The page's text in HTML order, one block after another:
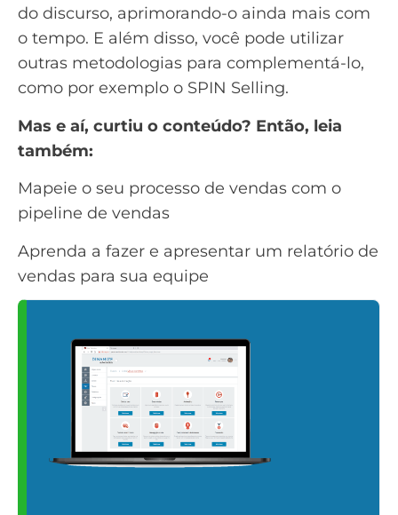
do discurso, aprimorando-o ainda mais com
o tempo. E além disso, você pode utilizar
outras metodologias para complementá-lo,
como por exemplo o SPIN Selling.
Mas e aí, curtiu o conteúdo? Então, leia
também:
Mapeie o seu processo de vendas com o
pipeline de vendas
Aprenda a fazer e apresentar um relatório de
vendas para sua equipe